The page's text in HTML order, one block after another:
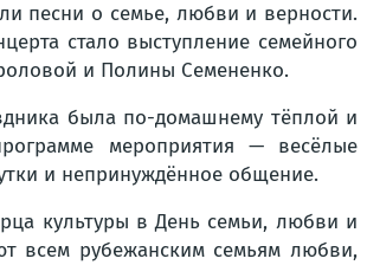
песни о семье, любви и верности.
стало выступление семейного
и Полины Семененко.
была по-домашнему тёплой и
мероприятия — весёлые
и непринуждённое общение.
культуры в День семьи, любви и
всем рубежанским семьям любви,